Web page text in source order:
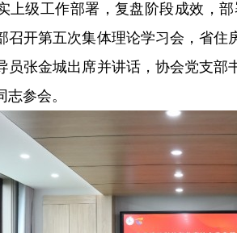
上级工作部署，复盘阶段成效，
召开第五次集体理论学习会，省住
员张金城出席并讲话，协会党支部
参会。